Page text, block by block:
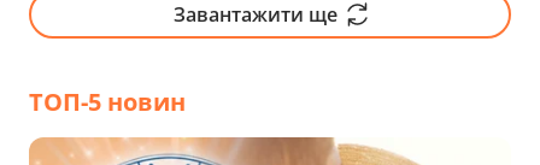
Завантажити ще
ТОП-5 новин